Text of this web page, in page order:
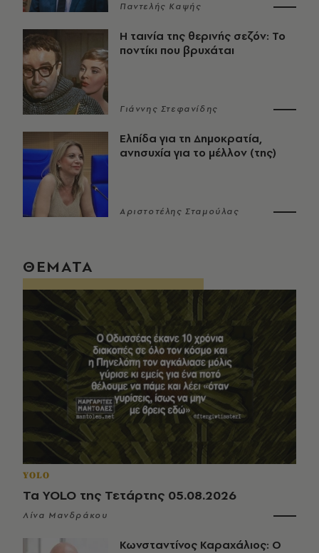
Παντελής Καψής
Η ταινία της θερινής σεζόν: Το
ποντίκι που βρυχάται
Γιάννης Στεφανίδης
Ελπίδα για τη Δημοκρατία,
ανησυχία για το μέλλον (της)
Αριστοτέλης Σταμούλας
ΘΕΜΑΤΑ
YOLO
Τα YOLO της Τετάρτης 05.08.2026
Λίνα Μανδράκου
Κωνσταντίνος Καραχάλιος: Ο